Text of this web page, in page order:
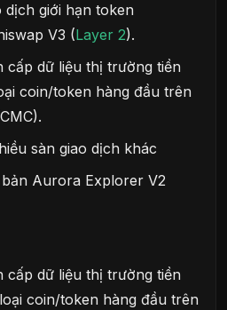
dịch giới hạn token
V3 (Layer 2).
cấp dữ liệu thị trường tiền
coin/token hàng đầu trên
sàn giao dịch khác
Aurora Explorer V2
cấp dữ liệu thị trường tiền
coin/token hàng đầu trên